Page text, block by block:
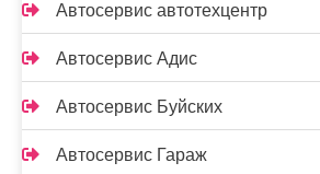
Автосервис автотехцентр
Автосервис Адис
Автосервис Буйских
Автосервис Гараж